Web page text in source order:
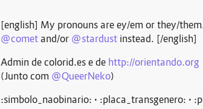
[english] My pronouns are ey/em or they/
@cometand/or @stardustinstead. [/english]
Admin de colorid.es e de http://orientando.org
(Junto com @QueerNeko)
:simbolo_naobinario: • :placa_transgenero: •